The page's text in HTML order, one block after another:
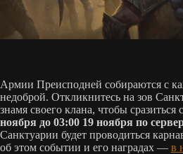
Армии Преисподней собираются с
недоброй. Откликнитесь на зов
знамя своего клана, чтобы
ноября до 03:00 19 ноября по
Санктуарии будет проводиться
об этом событии и его наградах — в